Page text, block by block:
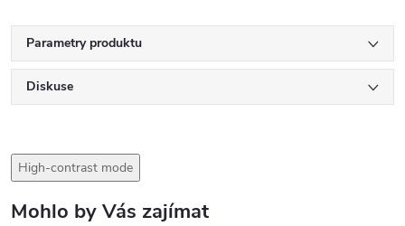
Parametry produktu
Diskuse
High-contrast mode
Mohlo by Vás zajímat